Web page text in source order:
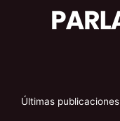
Últimas publicaciones